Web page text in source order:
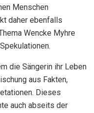
Menschen
daher ebenfalls
Wencke Myhre
die Sängerin ihr Leben
aus Fakten,
Dieses
auch abseits der